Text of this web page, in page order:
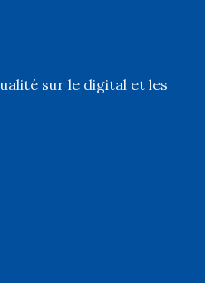
sur le digital et les